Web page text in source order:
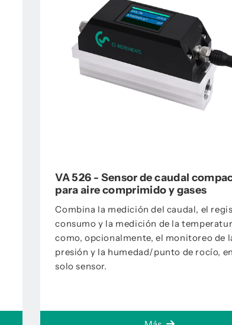
VA 526 - Sensor de caudal
para aire comprimido y gases
Combina la medición del caudal, el
consumo y la medición de la
como, opcionalmente, el monitoreo de
presión y la humedad/punto de rocío,
solo sensor.